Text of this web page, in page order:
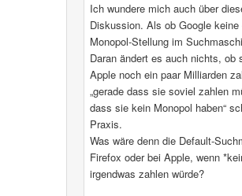
Ich wundere mich auch über
Diskussion. Als ob Google keine
Monopol-Stellung im
Daran ändert es auch nichts, ob
Apple noch ein paar Milliarden
„gerade dass sie soviel zahlen
dass sie kein Monopol haben“
Praxis.
Was wäre denn die Default-
Firefox oder bei Apple, wenn
irgendwas zahlen würde?